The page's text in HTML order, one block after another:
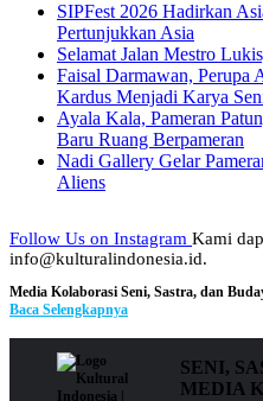
SIPFest 2026 Hadirkan
Pertunjukkan Asia
Selamat Jalan Mestro
Faisal Darmawan, Perupa
Kardus Menjadi Karya
Ayala Kala, Pameran
Baru Ruang Berpameran
Nadi Gallery Gelar
Aliens
Follow Us on Instagram Kami
info@kulturalindonesia.id.
Media Kolaborasi Seni, Sastra, dan
Baca Selengkapnya
SENI,
MEDIA